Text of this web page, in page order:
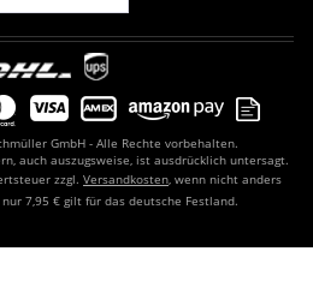
GmbH - Alle Rechte vorbehalten.
auch auszugsweise, ist ausdrücklich untersagt.
zzgl. Versandkosten, wenn nicht anders
7,95 € gilt für das deutsche Festland.